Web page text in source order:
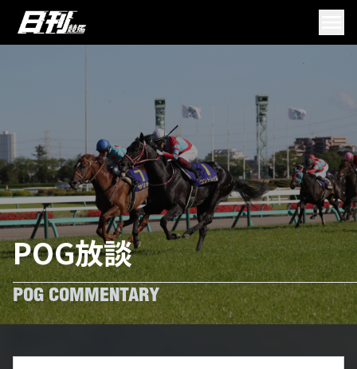
POG放談
POG COMMENTARY